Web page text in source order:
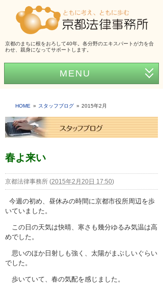
京都のまちに根をおろして40年。各分野のエキスパートが力を合
わせ、親身になってサポートします。
MENU
弁護士紹介
アクセス
弁護士費用
くらしの法律シリーズ
事務所だより
困ったときの法律知識
採用情報
HOME スタッフブログ 2015年2月
春よ来い
京都法律事務所 (2015年2月20日 17:50)
今週の初め、昼休みの時間に京都市役所周辺を歩
いていました。
この日の天気は快晴、寒さも幾分ゆるみ気温は高
めでした。
思いのほか日射しも強く、太陽がまぶしいぐらい
でした。
歩いていて、春の気配を感じました。